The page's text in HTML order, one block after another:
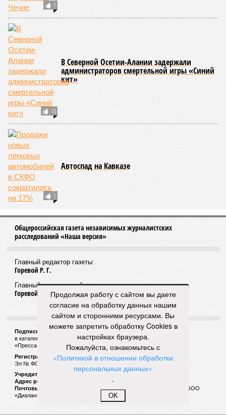
1
10
В Северной Осетии-Алании задержали
администраторов смертельной игры «Синий
кит»
1
Автоспад на Кавказе
Общероссийская газета независимых журналистских
расследований «Наша версия»
Главный редактор газеты:
Горевой Р. Г.
Главный редактор сайта:
Горевой Р. Г.
Подписной индекс газеты «Наша версия»:
в каталоге «Почта России» —99266
«Пресса России» (зелёный) —41522
Регистрационный номер Роскомнадзора
Эл № ФС77-53847 от 26.04.2013.
Учредитель ООО «Версия»
Адрес редакции:
123100, Россия, Москва, улица 1905 года, 7с1
Почтовый адрес редакции:
123022, Россия, Москва, а/я 29. для ООО
«Диалан»
Продолжая работу с сайтом вы даете
согласие на обработку данных нашим
сайтом и сторонними ресурсами. Вы
можете запретить обработку Cookies в
настройках браузера.
Пожалуйста, ознакомьтесь с
«Политикой в отношении обработки
персональных данных»
.
OK